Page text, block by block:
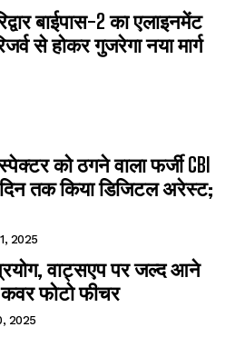
बाईपास-2 का एलाइनमेंट
से होकर गुजरेगा नया मार्ग
को ठगने वाला फर्जी CBI
तक किया डिजिटल अरेस्ट;
2025
वाट्सएप पर जल्द आने
फोटो फीचर
2025